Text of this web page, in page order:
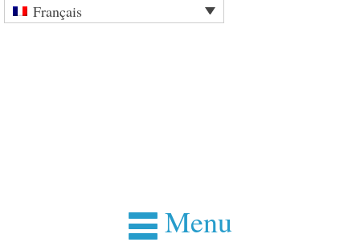
Français
Menu